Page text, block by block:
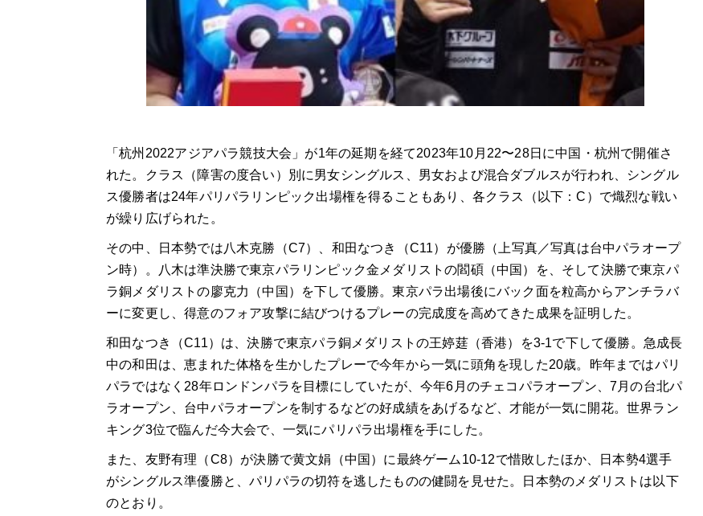
「杭州2022アジアパラ競技大会」が1年の延期を経て2023年10月22〜28日に中国・杭州で開催さ
れた。クラス（障害の度合い）別に男女シングルス、男女および混合ダブルスが行われ、シングル
ス優勝者は24年パリパラリンピック出場権を得ることもあり、各クラス（以下：C）で熾烈な戦い
が繰り広げられた。
その中、日本勢では八木克勝（C7）、和田なつき（C11）が優勝（上写真／写真は台中パラオープ
ン時）。八木は準決勝で東京パラリンピック金メダリストの閻碩（中国）を、そして決勝で東京パ
ラ銅メダリストの廖克力（中国）を下して優勝。東京パラ出場後にバック面を粒高からアンチラバ
ーに変更し、得意のフォア攻撃に結びつけるプレーの完成度を高めてきた成果を証明した。
和田なつき（C11）は、決勝で東京パラ銅メダリストの王婷莛（香港）を3-1で下して優勝。急成長
中の和田は、恵まれた体格を生かしたプレーで今年から一気に頭角を現した20歳。昨年まではパリ
パラではなく28年ロンドンパラを目標にしていたが、今年6月のチェコパラオープン、7月の台北パ
ラオープン、台中パラオープンを制するなどの好成績をあげるなど、才能が一気に開花。世界ラン
キング3位で臨んだ今大会で、一気にパリパラ出場権を手にした。
また、友野有理（C8）が決勝で黄文娟（中国）に最終ゲーム10-12で惜敗したほか、日本勢4選手
がシングルス準優勝と、パリパラの切符を逃したものの健闘を見せた。日本勢のメダリストは以下
のとおり。